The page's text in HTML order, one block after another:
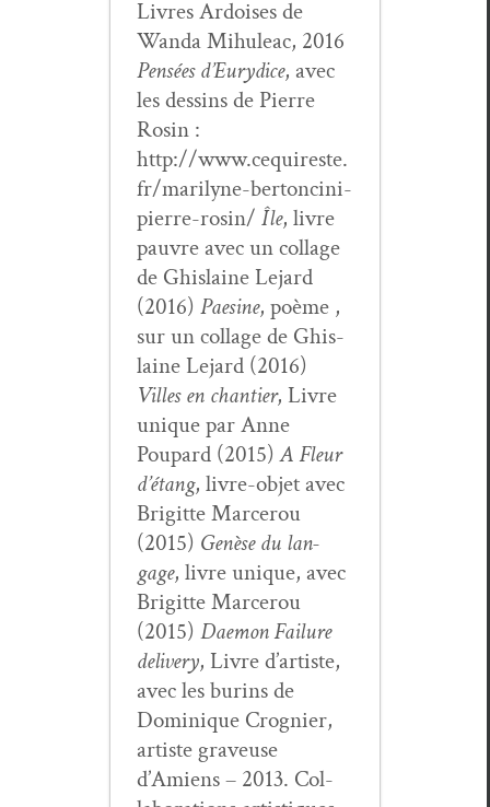
Livres Ardois­es de
Wan­da Mihuleac, 2016
Pen­sées d’Eury­dice, avec
les dessins de Pierre
Rosin :
http://www.cequireste.
fr/marilyne-bertoncini-
pierre-rosin/ Île, livre
pau­vre avec un col­lage
de Ghis­laine Lejard
(2016) Pae­sine, poème ,
sur un col­lage de Ghis­
laine Lejard (2016)
Villes en chantier, Livre
unique par Anne
Poupard (2015)A Fleur
d’é­tang, livre-objet avec
Brigitte Marcer­ou
(2015) Genèse du lan­
gage, livre unique, avec
Brigitte Marcer­ou
(2015) Dae­mon Fail­ure
deliv­ery, Livre d’artiste,
avec les burins de
Dominique Crog­nier,
artiste graveuse
d’Amiens – 2013. Col­